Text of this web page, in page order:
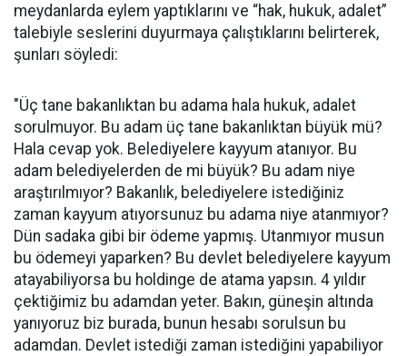
meydanlarda eylem yaptıklarını ve “hak, hukuk, adalet”
talebiyle seslerini duyurmaya çalıştıklarını belirterek,
şunları söyledi:
"Üç tane bakanlıktan bu adama hala hukuk, adalet
sorulmuyor. Bu adam üç tane bakanlıktan büyük mü?
Hala cevap yok. Belediyelere kayyum atanıyor. Bu
adam belediyelerden de mi büyük? Bu adam niye
araştırılmıyor? Bakanlık, belediyelere istediğiniz
zaman kayyum atıyorsunuz bu adama niye atanmıyor?
Dün sadaka gibi bir ödeme yapmış. Utanmıyor musun
bu ödemeyi yaparken? Bu devlet belediyelere kayyum
atayabiliyorsa bu holdinge de atama yapsın. 4 yıldır
çektiğimiz bu adamdan yeter. Bakın, güneşin altında
yanıyoruz biz burada, bunun hesabı sorulsun bu
adamdan. Devlet istediği zaman istediğini yapabiliyor